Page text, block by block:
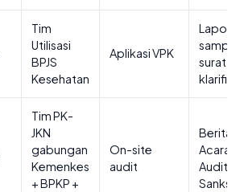
Tim
Utilisasi
BPJS
Kesehatan
Aplikasi VPK
surat
Tim PK-
JKN
gabungan
Kemenkes
+ BPKP +
On-site
audit
Berita
Acara
Audit +
Sanksi